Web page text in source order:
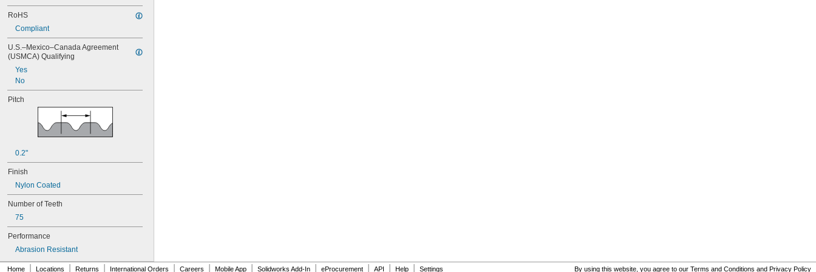
100MXL025
100XL025
100XL031
100XL037
100XL050
104MXL012
104MXL025
108MXL012
108MXL025
110XL025
110XL037
110XL050
111-H3M-15
111-H3M-6
111-H3M-9
112MXL012
112MXL025
115MXL012
115MXL025
120MXL012
120MXL025
120XL025
120XL037
RoHS
Compliant
U.S.–Mexico–Canada Agreement
(USMCA) Qualifying
Yes
No
Pitch
0.2"
Finish
Nylon Coated
Number of Teeth
75
Performance
Abrasion Resistant
Home Locations Returns International Orders Careers Mobile App Solidworks Add-In eProcurement API Help Settings By using this website, you agree to our Terms and Conditions and Privacy Policy